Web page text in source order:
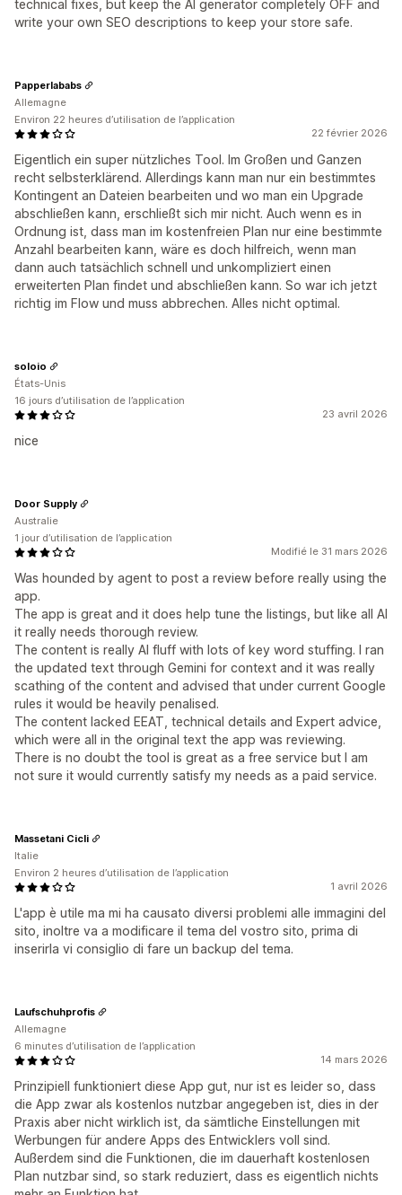
technical fixes, but keep the AI generator completely OFF and
write your own SEO descriptions to keep your store safe.
22 février 2026
Eigentlich ein super nützliches Tool. Im Großen und Ganzen
recht selbsterklärend. Allerdings kann man nur ein bestimmtes
Kontingent an Dateien bearbeiten und wo man ein Upgrade
abschließen kann, erschließt sich mir nicht. Auch wenn es in
Ordnung ist, dass man im kostenfreien Plan nur eine bestimmte
Anzahl bearbeiten kann, wäre es doch hilfreich, wenn man
dann auch tatsächlich schnell und unkompliziert einen
erweiterten Plan findet und abschließen kann. So war ich jetzt
richtig im Flow und muss abbrechen. Alles nicht optimal.
Papperlababs
Allemagne
Environ 22 heures d’utilisation de l’application
23 avril 2026
nice
soloio
États-Unis
16 jours d’utilisation de l’application
Modifié le 31 mars 2026
Was hounded by agent to post a review before really using the
app.
The app is great and it does help tune the listings, but like all AI
it really needs thorough review.
The content is really AI fluff with lots of key word stuffing. I ran
the updated text through Gemini for context and it was really
scathing of the content and advised that under current Google
rules it would be heavily penalised.
The content lacked EEAT, technical details and Expert advice,
which were all in the original text the app was reviewing.
There is no doubt the tool is great as a free service but I am
not sure it would currently satisfy my needs as a paid service.
Door Supply
Australie
1 jour d’utilisation de l’application
1 avril 2026
L'app è utile ma mi ha causato diversi problemi alle immagini del
sito, inoltre va a modificare il tema del vostro sito, prima di
inserirla vi consiglio di fare un backup del tema.
Massetani Cicli
Italie
Environ 2 heures d’utilisation de l’application
14 mars 2026
Prinzipiell funktioniert diese App gut, nur ist es leider so, dass
die App zwar als kostenlos nutzbar angegeben ist, dies in der
Praxis aber nicht wirklich ist, da sämtliche Einstellungen mit
Werbungen für andere Apps des Entwicklers voll sind.
Außerdem sind die Funktionen, die im dauerhaft kostenlosen
Plan nutzbar sind, so stark reduziert, dass es eigentlich nichts
Laufschuhprofis
Allemagne
6 minutes d’utilisation de l’application